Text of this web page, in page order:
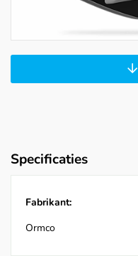
Specificaties
Fabrikant:
Ormco